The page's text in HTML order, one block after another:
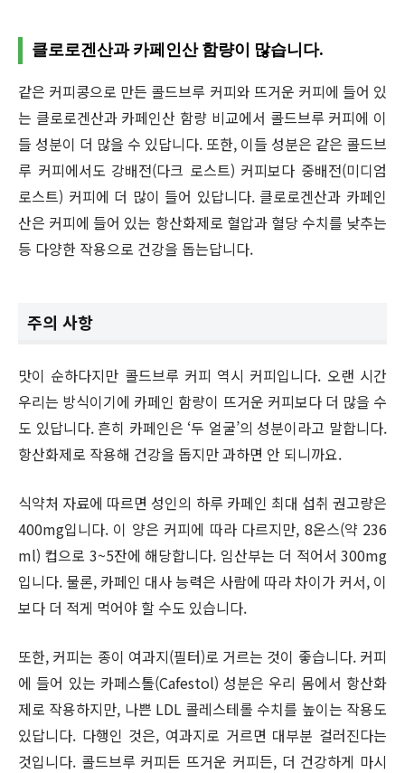
클로로겐산과 카페인산 함량이 많습니다.
같은 커피콩으로 만든 콜드브루 커피와 뜨거운 커피에 들어 있
는 클로로겐산과 카페인산 함량 비교에서 콜드브루 커피에 이
들 성분이 더 많을 수 있답니다. 또한, 이들 성분은 같은 콜드브
루 커피에서도 강배전(다크 로스트) 커피보다 중배전(미디엄
로스트) 커피에 더 많이 들어 있답니다. 클로로겐산과 카페인
산은 커피에 들어 있는 항산화제로 혈압과 혈당 수치를 낮추는
등 다양한 작용으로 건강을 돕는답니다.
주의 사항
맛이 순하다지만 콜드브루 커피 역시 커피입니다. 오랜 시간
우리는 방식이기에 카페인 함량이 뜨거운 커피보다 더 많을 수
도 있답니다. 흔히 카페인은 ‘두 얼굴’의 성분이라고 말합니다.
항산화제로 작용해 건강을 돕지만 과하면 안 되니까요.
식약처 자료에 따르면 성인의 하루 카페인 최대 섭취 권고량은
400mg입니다. 이 양은 커피에 따라 다르지만, 8온스(약 236
ml) 컵으로 3~5잔에 해당합니다. 임산부는 더 적어서 300mg
입니다. 물론, 카페인 대사 능력은 사람에 따라 차이가 커서, 이
보다 더 적게 먹어야 할 수도 있습니다.
또한, 커피는 종이 여과지(필터)로 거르는 것이 좋습니다. 커피
에 들어 있는 카페스톨(Cafestol) 성분은 우리 몸에서 항산화
제로 작용하지만, 나쁜 LDL 콜레스테롤 수치를 높이는 작용도
있답니다. 다행인 것은, 여과지로 거르면 대부분 걸러진다는
것입니다. 콜드브루 커피든 뜨거운 커피든, 더 건강하게 마시